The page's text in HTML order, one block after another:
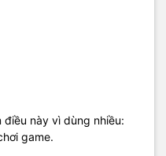
này vì dùng nhiều:
game.